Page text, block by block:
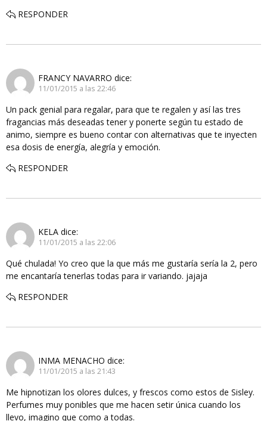
RESPONDER
FRANCY NAVARRO dice:
11/01/2015 a las 22:46
Un pack genial para regalar, para que te regalen y así las tres
fragancias más deseadas tener y ponerte según tu estado de
animo, siempre es bueno contar con alternativas que te inyecten
esa dosis de energía, alegría y emoción.
RESPONDER
KELA dice:
11/01/2015 a las 22:06
Qué chulada! Yo creo que la que más me gustaría sería la 2, pero
me encantaría tenerlas todas para ir variando. jajaja
RESPONDER
INMA MENACHO dice:
11/01/2015 a las 21:43
Me hipnotizan los olores dulces, y frescos como estos de Sisley.
Perfumes muy ponibles que me hacen setir única cuando los
llevo, imagino que como a todas.